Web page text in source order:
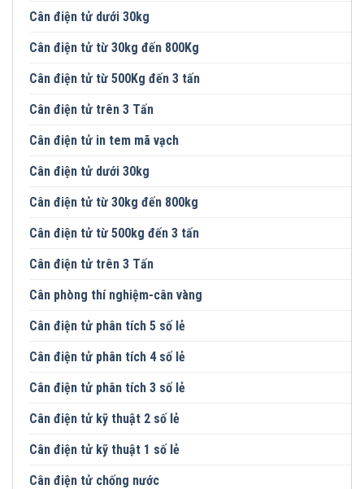
Cân điện tử dưới 30kg
Cân điện tử từ 30kg đến 800Kg
Cân điện tử từ 500Kg đến 3 tấn
Cân điện tử trên 3 Tấn
Cân điện tử in tem mã vạch
Cân điện tử dưới 30kg
Cân điện tử từ 30kg đến 800kg
Cân điện tử từ 500kg đến 3 tấn
Cân điện tử trên 3 Tấn
Cân phòng thí nghiệm-cân vàng
Cân điện tử phân tích 5 số lẻ
Cân điện tử phân tích 4 số lẻ
Cân điện tử phân tích 3 số lẻ
Cân điện tử kỹ thuật 2 số lẻ
Cân điện tử kỹ thuật 1 số lẻ
Cân điện tử chống nước